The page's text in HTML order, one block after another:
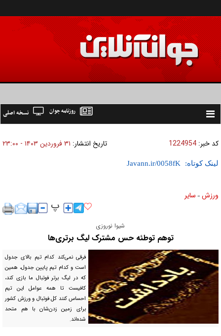
Toggle
نسخه اصلی روزنامه جوان
کد خبر: 1224954 تاریخ انتشار: ۳۱ فروردين ۱۴۰۳ - ۲۳:۰۰
لینک کوتاه:
ورزش » ساير
شیوا نوروزی
توهم توطئه حس مشترک لیگ برتری‌ها
فرقی نمی‌کند کدام تیم بالای جدول
است و کدام تیم پایین جدول، همین
که در لیگ برتر فوتبال ما بازی کند،
کافیست تا همه عوامل این تیم
احساس کنند کل فوتبال و ورزش کشور
برای زمین زدن‌شان با هم متحد
شده‌اند.